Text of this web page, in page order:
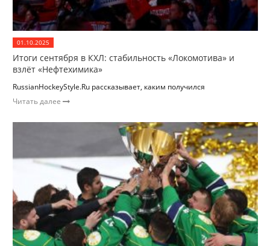
01.10.2025
Итоги сентября в КХЛ: стабильность «Локомотива» и
взлёт «Нефтехимика»
RussianHockeyStyle.Ru рассказывает, каким получился
Читать далее